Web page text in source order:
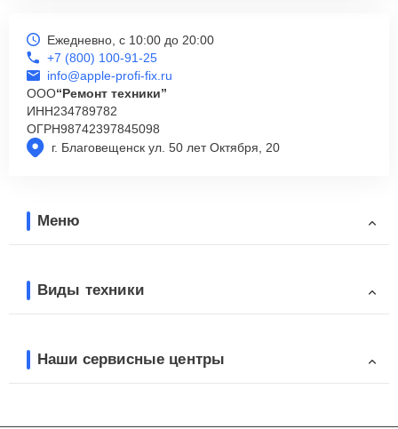
г. Благовещенск ул. 50 лет Октября, 20
Ежедневно, с 10:00 до 20:00
+7 (800) 100-91-25
info@apple-profi-fix.ru
ООО“Ремонт техники”
ИНН234789782
ОГРН98742397845098
Меню
Виды техники
Наши сервисные центры